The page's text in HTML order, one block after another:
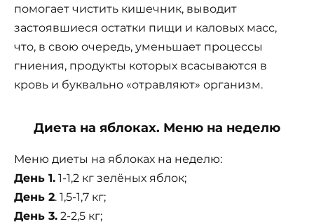
помогает чистить кишечник, выводит
застоявшиеся остатки пищи и каловых масс,
что, в свою очередь, уменьшает процессы
гниения, продукты которых всасываются в
кровь и буквально «отравляют» организм.
Диета на яблоках. Меню на неделю
Меню диеты на яблоках на неделю:
День 1. 1-1,2 кг зелёных яблок;
День 2. 1,5-1,7 кг;
День 3. 2-2,5 кг;